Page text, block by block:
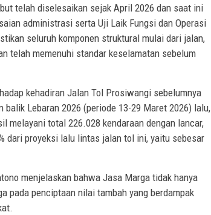
telah diselesaikan sejak April 2026 dan saat ini
administrasi serta Uji Laik Fungsi dan Operasi
seluruh komponen struktural mulai dari jalan,
telah memenuhi standar keselamatan sebelum
kehadiran Jalan Tol Prosiwangi sebelumnya
Lebaran 2026 (periode 13-29 Maret 2026) lalu,
melayani total 226.028 kendaraan dengan lancar,
dari proyeksi lalu lintas jalan tol ini, yaitu sebesar
menjelaskan bahwa Jasa Marga tidak hanya
pada penciptaan nilai tambah yang berdampak